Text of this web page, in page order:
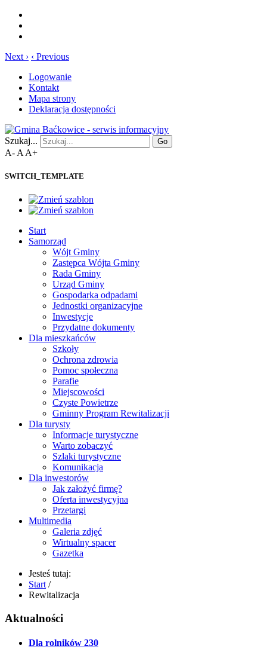
Next › ‹ Previous
Logowanie
Kontakt
Mapa strony
Deklaracja dostępności
Szukaj... Go
A- A A+
SWITCH_TEMPLATE
Start
Samorząd
Wójt Gminy
Zastępca Wójta Gminy
Rada Gminy
Urząd Gminy
Gospodarka odpadami
Jednostki organizacyjne
Inwestycje
Przydatne dokumenty
Dla mieszkańców
Szkoły
Ochrona zdrowia
Pomoc społeczna
Parafie
Miejscowości
Czyste Powietrze
Gminny Program Rewitalizacji
Dla turysty
Informacje turystyczne
Warto zobaczyć
Szlaki turystyczne
Komunikacja
Dla inwestorów
Jak założyć firmę?
Oferta inwestycyjna
Przetargi
Multimedia
Galeria zdjęć
Wirtualny spacer
Gazetka
Jesteś tutaj:
Start /
Rewitalizacja
Aktualności
Dla rolników 230